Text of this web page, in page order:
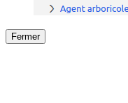
Fermer